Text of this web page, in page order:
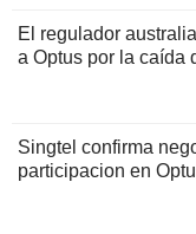
El regulador
a Optus por la caída
Singtel confirma
participacion en